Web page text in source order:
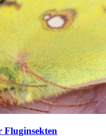
Fluginsekten